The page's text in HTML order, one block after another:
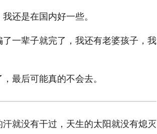
还是在国内好一些。
一辈子就完了，我还有老婆孩子，我
最后可能真的不会去。
就没有干过，天生的太阳就没有熄灭